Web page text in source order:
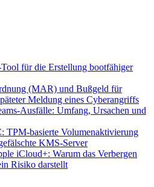
für die Erstellung bootfähiger
(MAR) und Bußgeld für
Meldung eines Cyberangriffs
Ausfälle: Umfang, Ursachen und
TPM-basierte Volumenaktivierung
KMS-Server
iCloud+: Warum das Verbergen
Risiko darstellt